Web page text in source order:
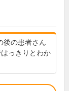
後の患者さん
っきりとわか